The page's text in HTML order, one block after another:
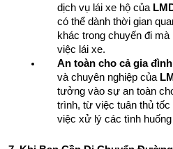
dịch vụ lái xe hộ của
có thể dành thời gian
khác trong chuyến đi
việc lái xe.
An toàn cho cả gia đình
và chuyên nghiệp của
tưởng vào sự an toàn
trình, từ việc tuân thủ tốc
việc xử lý các tình